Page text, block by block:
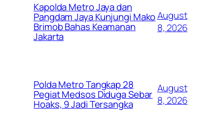
Kapolda Metro Jaya dan
Pangdam Jaya Kunjungi Mako
Brimob Bahas Keamanan
Jakarta
August
8, 2026
Polda Metro Tangkap 28
Pegiat Medsos Diduga Sebar
Hoaks, 9 Jadi Tersangka
August
8, 2026